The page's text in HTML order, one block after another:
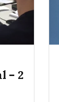
– 2